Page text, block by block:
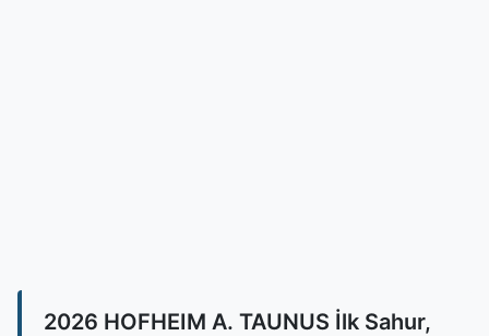
2026 HOFHEIM A. TAUNUS İlk Sahur,